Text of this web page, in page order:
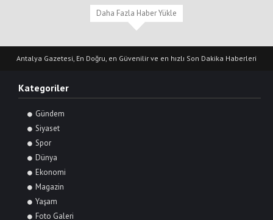
Daha Fazla Haber Yükle
Antalya Gazetesi, En Doğru, en Güvenilir ve en hızlı Son Dakika Haberleri
Kategoriler
Gündem
Siyaset
Spor
Dünya
Ekonomi
Magazin
Yaşam
Foto Galeri